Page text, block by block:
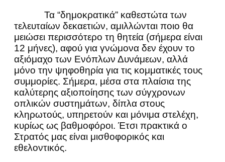
Τα “δημοκρατικά” καθεστώτα των
τελευταίων δεκαετιών, αμιλλώνται ποιο θα
μειώσει περισσότερο τη θητεία (σήμερα είναι
12 μήνες), αφού για γνώμονα δεν έχουν το
αξιόμαχο των Ενόπλων Δυνάμεων, αλλά
μόνο την ψηφοθηρία για τις κομματικές τους
συμμορίες. Σήμερα, μέσα στα πλαίσια της
καλύτερης αξιοποίησης των σύγχρονων
οπλικών συστημάτων, δίπλα στους
κληρωτούς, υπηρετούν και μόνιμα στελέχη,
κυρίως ως βαθμοφόροι. Έτσι πρακτικά ο
Στρατός μας είναι μισθοφορικός και
εθελοντικός.